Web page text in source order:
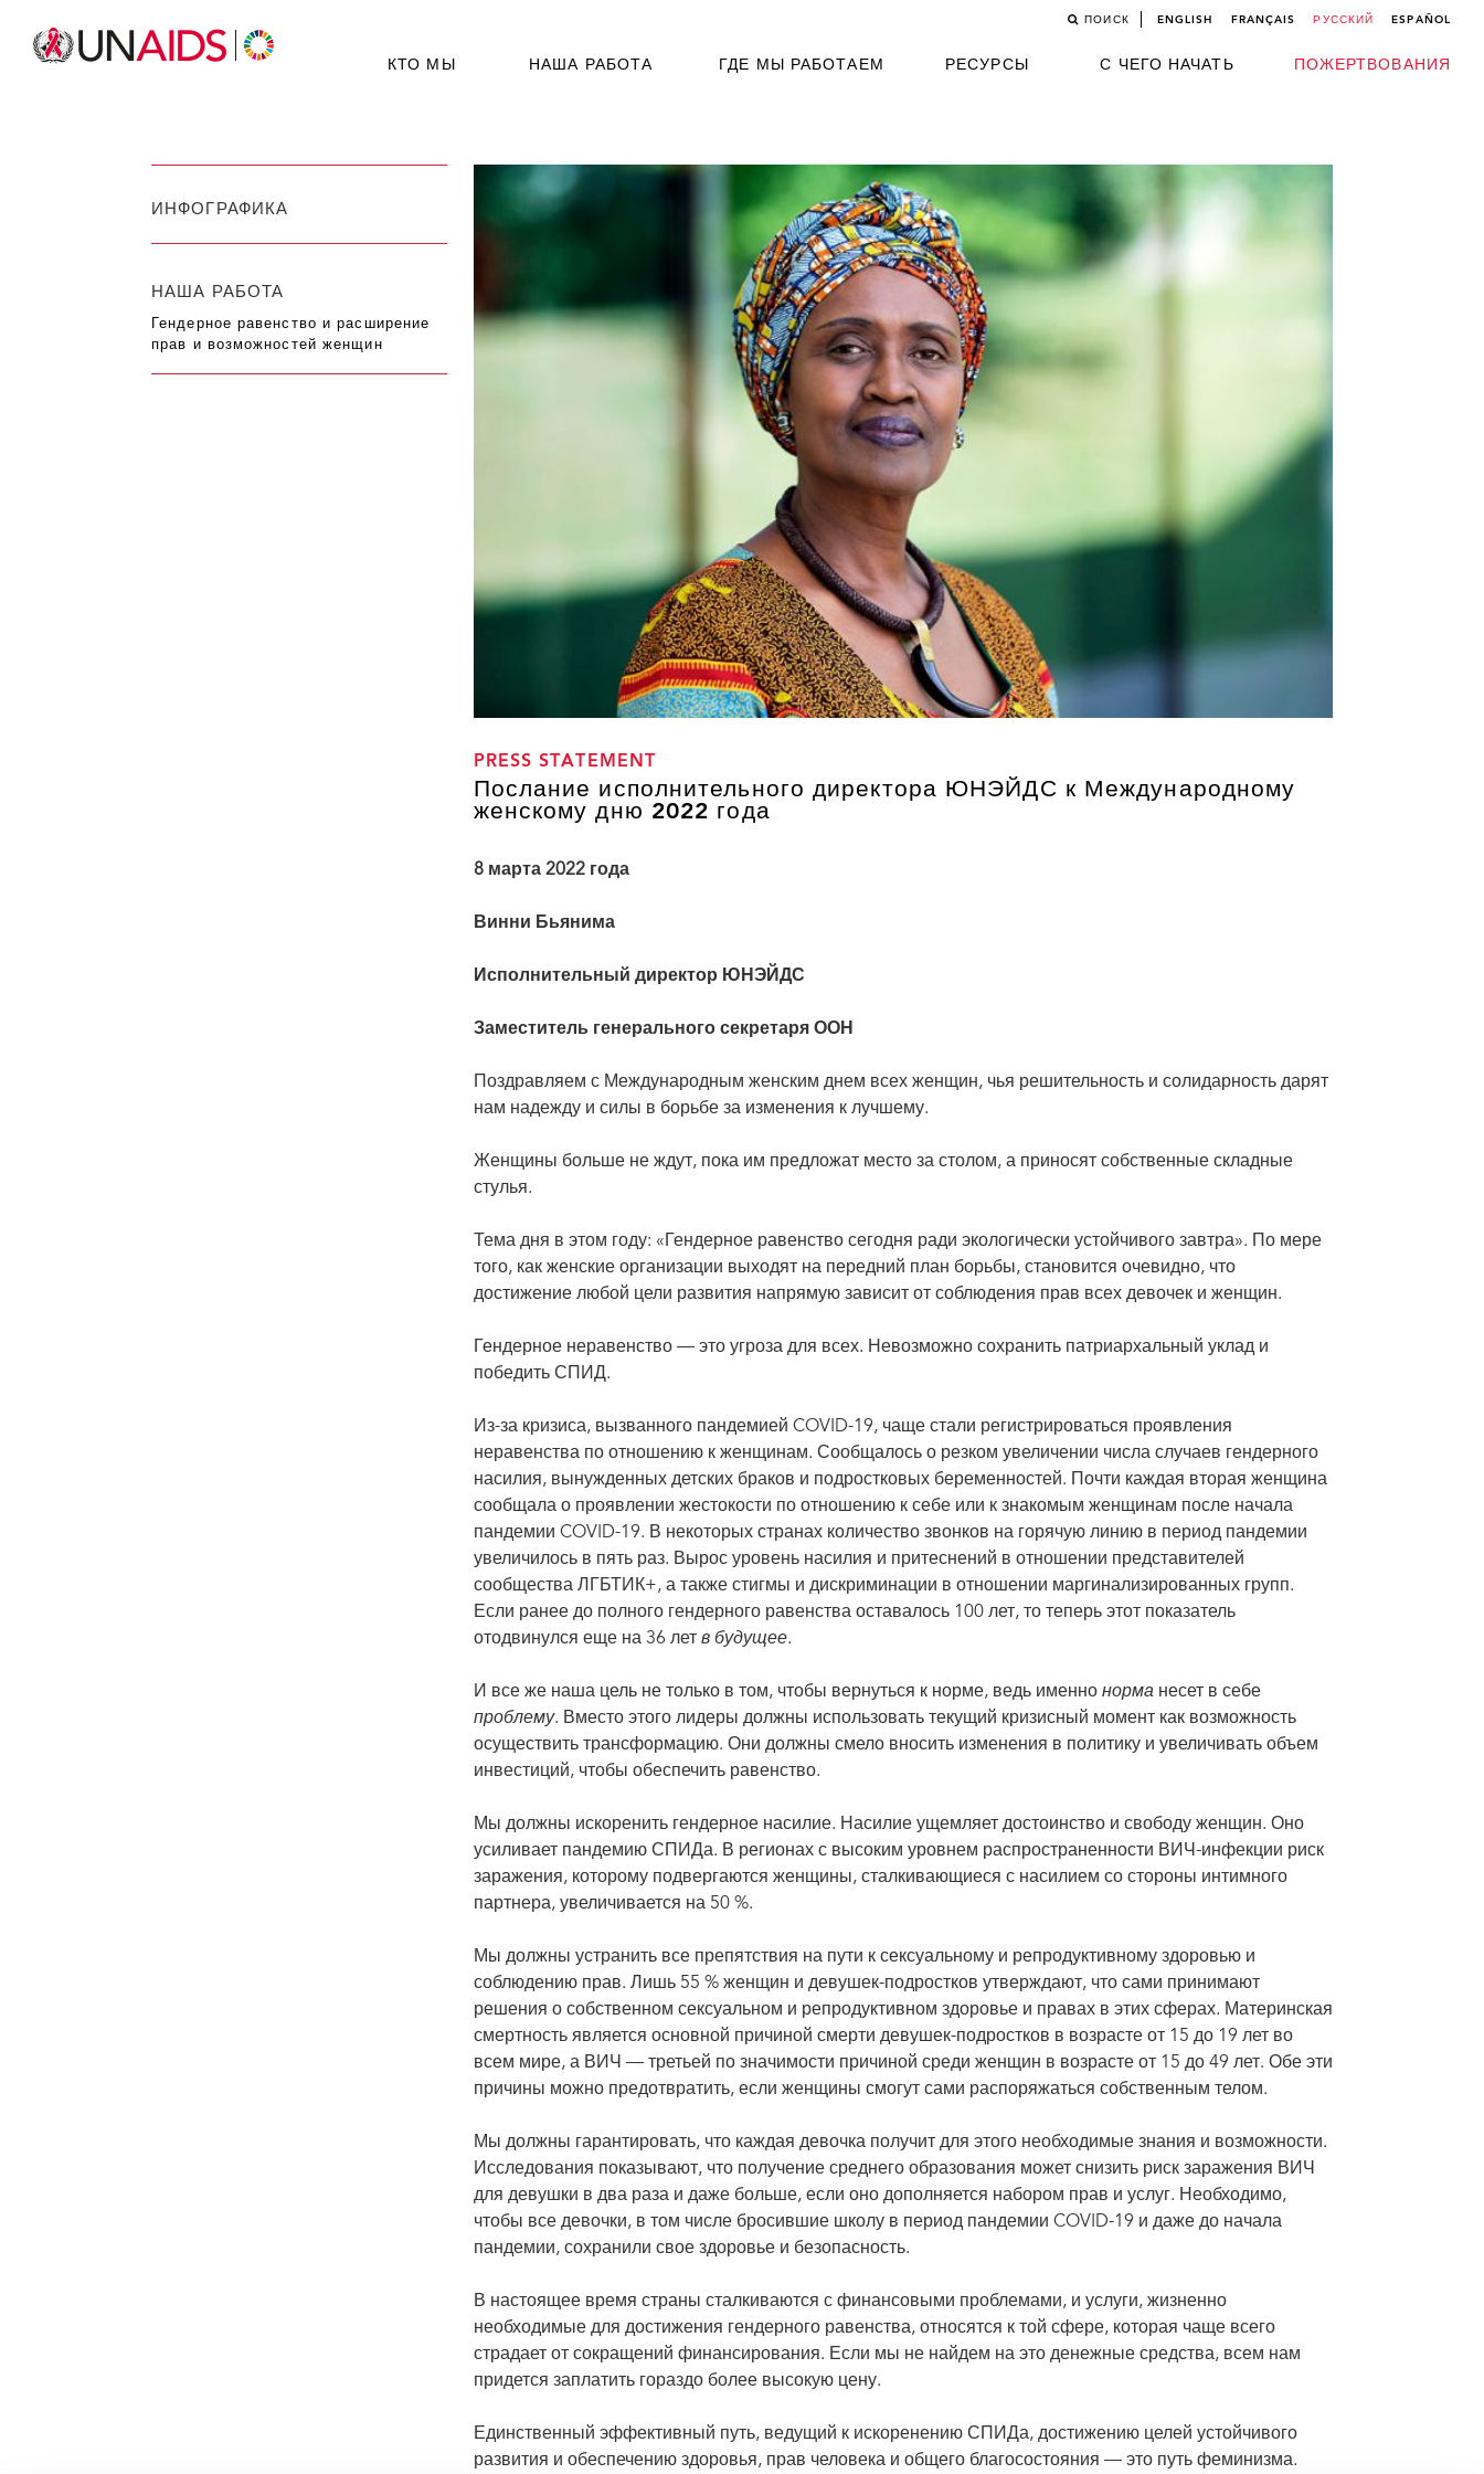
ПОИСК ENGLISH FRANÇAIS РУССКИЙ ESPAÑOL
КТО МЫ НАША РАБОТА ГДЕ МЫ РАБОТАЕМ РЕСУРСЫ С ЧЕГО НАЧАТЬ ПОЖЕРТВОВАНИЯ
PRESS STATEMENT
Послание исполнительного директора ЮНЭЙДС к Международному
женскому дню 2022 года
8 марта 2022 года
Винни Бьянима
Исполнительный директор ЮНЭЙДС
Заместитель генерального секретаря ООН
Поздравляем с Международным женским днем всех женщин, чья решительность и солидарность дарят
нам надежду и силы в борьбе за изменения к лучшему.
Женщины больше не ждут, пока им предложат место за столом, а приносят собственные складные
стулья.
Тема дня в этом году: «Гендерное равенство сегодня ради экологически устойчивого завтра». По мере
того, как женские организации выходят на передний план борьбы, становится очевидно, что
достижение любой цели развития напрямую зависит от соблюдения прав всех девочек и женщин.
Гендерное неравенство — это угроза для всех. Невозможно сохранить патриархальный уклад и
победить СПИД.
Из-за кризиса, вызванного пандемией COVID-19, чаще стали регистрироваться проявления
неравенства по отношению к женщинам. Сообщалось о резком увеличении числа случаев гендерного
насилия, вынужденных детских браков и подростковых беременностей. Почти каждая вторая женщина
сообщала о проявлении жестокости по отношению к себе или к знакомым женщинам после начала
пандемии COVID-19. В некоторых странах количество звонков на горячую линию в период пандемии
увеличилось в пять раз. Вырос уровень насилия и притеснений в отношении представителей
сообщества ЛГБТИК+, а также стигмы и дискриминации в отношении маргинализированных групп.
Если ранее до полного гендерного равенства оставалось 100 лет, то теперь этот показатель
отодвинулся еще на 36 лет в будущее.
И все же наша цель не только в том, чтобы вернуться к норме, ведь именно норманесет в себе
проблему. Вместо этого лидеры должны использовать текущий кризисный момент как возможность
осуществить трансформацию. Они должны смело вносить изменения в политику и увеличивать объем
инвестиций, чтобы обеспечить равенство.
Мы должны искоренить гендерное насилие. Насилие ущемляет достоинство и свободу женщин. Оно
усиливает пандемию СПИДа. В регионах с высоким уровнем распространенности ВИЧ-инфекции риск
заражения, которому подвергаются женщины, сталкивающиеся с насилием со стороны интимного
партнера, увеличивается на 50 %.
Мы должны устранить все препятствия на пути к сексуальному и репродуктивному здоровью и
соблюдению прав. Лишь 55 % женщин и девушек-подростков утверждают, что сами принимают
решения о собственном сексуальном и репродуктивном здоровье и правах в этих сферах. Материнская
смертность является основной причиной смерти девушек-подростков в возрасте от 15 до 19 лет во
всем мире, а ВИЧ — третьей по значимости причиной среди женщин в возрасте от 15 до 49 лет. Обе эти
причины можно предотвратить, если женщины смогут сами распоряжаться собственным телом.
Мы должны гарантировать, что каждая девочка получит для этого необходимые знания и возможности.
Исследования показывают, что получение среднего образования может снизить риск заражения ВИЧ
для девушки в два раза и даже больше, если оно дополняется набором прав и услуг. Необходимо,
чтобы все девочки, в том числе бросившие школу в период пандемии COVID-19 и даже до начала
пандемии, сохранили свое здоровье и безопасность.
В настоящее время страны сталкиваются с финансовыми проблемами, и услуги, жизненно
необходимые для достижения гендерного равенства, относятся к той сфере, которая чаще всего
страдает от сокращений финансирования. Если мы не найдем на это денежные средства, всем нам
придется заплатить гораздо более высокую цену.
Единственный эффективный путь, ведущий к искоренению СПИДа, достижению целей устойчивого
развития и обеспечению здоровья, прав человека и общего благосостояния — это путь феминизма.
ИНФОГРАФИКА
НАША РАБОТА
Гендерное равенство и расширение
прав и возможностей женщин